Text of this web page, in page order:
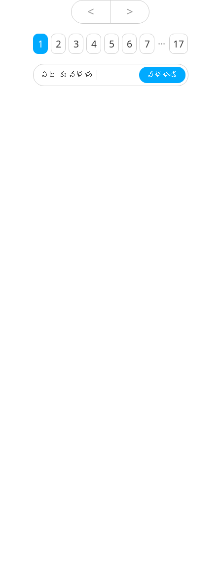
< >
1 2 3 4 5 6 7 ... 17
పేజ్ కు వెళ్ళు వెళ్ళండి